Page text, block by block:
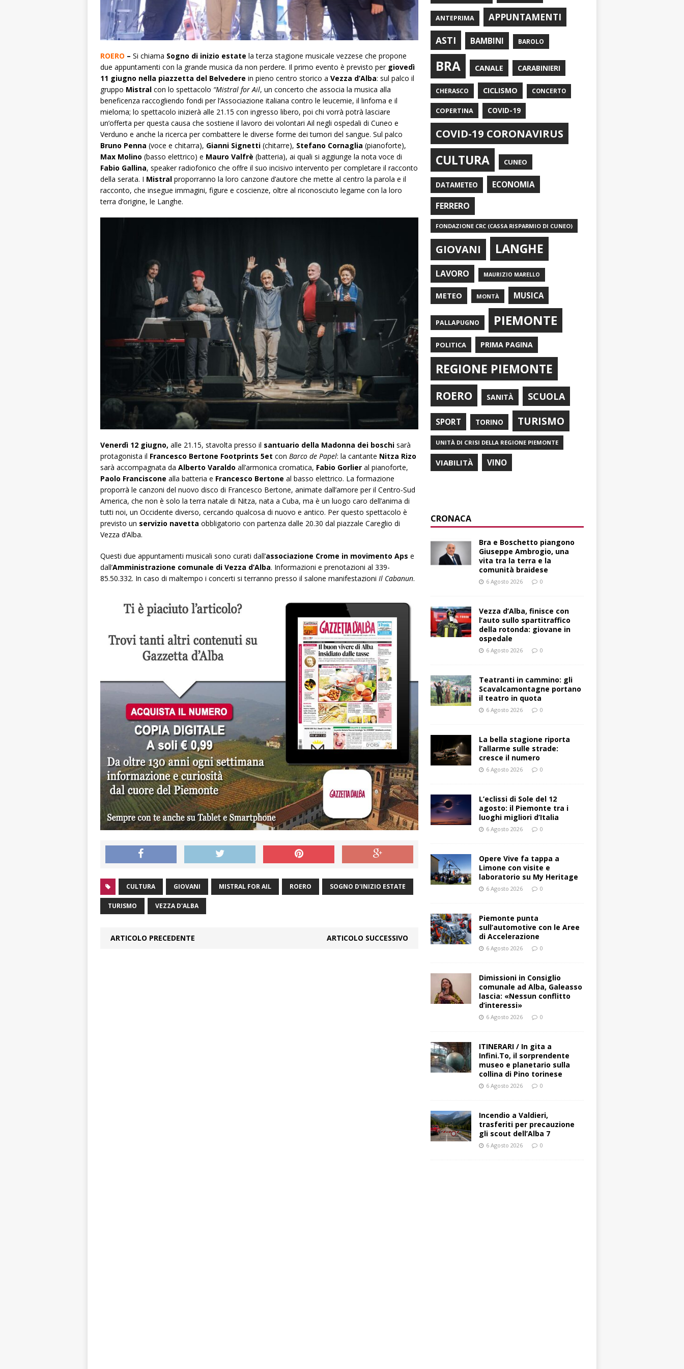
ROERO – Si chiama Sogno di inizio estate la terza stagione musicale vezzese che propone
due appuntamenti con la grande musica da non perdere. Il primo evento è previsto per giovedì
11 giugno nella piazzetta del Belvedere in pieno centro storico a Vezza d’Alba: sul palco il
gruppo Mistral con lo spettacolo “Mistral for Ail, un concerto che associa la musica alla
beneficenza raccogliendo fondi per l’Associazione italiana contro le leucemie, il linfoma e il
mieloma; lo spettacolo inizierà alle 21.15 con ingresso libero, poi chi vorrà potrà lasciare
un’offerta per questa causa che sostiene il lavoro dei volontari Ail negli ospedali di Cuneo e
Verduno e anche la ricerca per combattere le diverse forme dei tumori del sangue. Sul palco
Bruno Penna (voce e chitarra), Gianni Signetti (chitarre), Stefano Cornaglia (pianoforte),
Max Molino (basso elettrico) e Mauro Valfrè (batteria), ai quali si aggiunge la nota voce di
Fabio Gallina, speaker radiofonico che offre il suo incisivo intervento per completare il racconto
della serata. I Mistral proporranno la loro canzone d’autore che mette al centro la parola e il
racconto, che insegue immagini, figure e coscienze, oltre al riconosciuto legame con la loro
terra d’origine, le Langhe.
Venerdì 12 giugno, alle 21.15, stavolta presso il santuario della Madonna dei boschi sarà
protagonista il Francesco Bertone Footprints 5et con Barco de Papel: la cantante Nitza Rizo
sarà accompagnata da Alberto Varaldo all’armonica cromatica, Fabio Gorlier al pianoforte,
Paolo Franciscone alla batteria e Francesco Bertone al basso elettrico. La formazione
proporrà le canzoni del nuovo disco di Francesco Bertone, animate dall’amore per il Centro-Sud
America, che non è solo la terra natale di Nitza, nata a Cuba, ma è un luogo caro dell’anima di
tutti noi, un Occidente diverso, cercando qualcosa di nuovo e antico. Per questo spettacolo è
previsto un servizio navetta obbligatorio con partenza dalle 20.30 dal piazzale Careglio di
Vezza d’Alba.
Questi due appuntamenti musicali sono curati dall’associazione Crome in movimento Aps e
dall’Amministrazione comunale di Vezza d’Alba. Informazioni e prenotazioni al 339-
85.50.332. In caso di maltempo i concerti si terranno presso il salone manifestazioni Il Cabanun.
CULTURA GIOVANI MISTRAL FOR AIL ROERO SOGNO D'INIZIO ESTATE
TURISMO VEZZA D'ALBA
ARTICOLO PRECEDENTE ARTICOLO SUCCESSIVO
ANTEPRIMA
APPUNTAMENTI
ASTI
BAMBINI BAROLO
BRA CANALE CARABINIERI
CHERASCO CICLISMO CONCERTO
COPERTINA COVID-19
COVID-19 CORONAVIRUS
CULTURA CUNEO
DATAMETEO ECONOMIA
FERRERO
FONDAZIONE CRC (CASSA RISPARMIO DI CUNEO)
GIOVANI LANGHE
LAVORO MAURIZIO MARELLO
METEO MONTÀ MUSICA
PALLAPUGNO PIEMONTE
POLITICA PRIMA PAGINA
REGIONE PIEMONTE
ROERO SANITÀ SCUOLA
SPORT TORINO TURISMO
UNITÀ DI CRISI DELLA REGIONE PIEMONTE
VIABILITÀ VINO
CRONACA
Bra e Boschetto piangono
Giuseppe Ambrogio, una
vita tra la terra e la
comunità braidese
6 Agosto 2026 0
Vezza d’Alba, finisce con
l’auto sullo spartitraffico
della rotonda: giovane in
ospedale
6 Agosto 2026 0
Teatranti in cammino: gli
Scavalcamontagne portano
il teatro in quota
6 Agosto 2026 0
La bella stagione riporta
l’allarme sulle strade:
cresce il numero
6 Agosto 2026 0
L’eclissi di Sole del 12
agosto: il Piemonte tra i
luoghi migliori d’Italia
6 Agosto 2026 0
Opere Vive fa tappa a
Limone con visite e
laboratorio su My Heritage
6 Agosto 2026 0
Piemonte punta
sull’automotive con le Aree
di Accelerazione
6 Agosto 2026 0
Dimissioni in Consiglio
comunale ad Alba, Galeasso
lascia: «Nessun conflitto
d’interessi»
6 Agosto 2026 0
ITINERARI / In gita a
Infini.To, il sorprendente
museo e planetario sulla
collina di Pino torinese
6 Agosto 2026 0
Incendio a Valdieri,
trasferiti per precauzione
gli scout dell’Alba 7
6 Agosto 2026 0